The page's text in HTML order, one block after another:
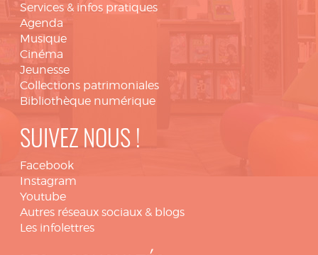
Services & infos pratiques
Agenda
Musique
Cinéma
Jeunesse
Collections patrimoniales
Bibliothèque numérique
SUIVEZ NOUS !
Facebook
Instagram
Youtube
Autres réseaux sociaux & blogs
Les infolettres